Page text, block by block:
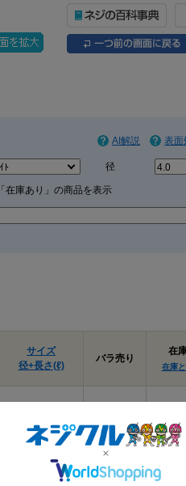
AI解説 表面
径
「在庫あり」の商品を表示
サイズ
径+長さ(ℓ)
バラ売り
在
在庫
要確認